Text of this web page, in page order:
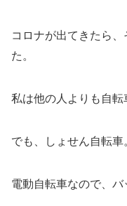
コロナが出てきたら
た。
私は他の人よりも自転
でも、しょせん自転車
電動自転車なので、バ